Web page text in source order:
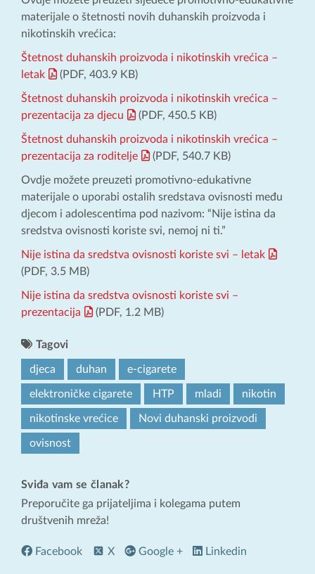
materijale o štetnosti novih duhanskih proizvoda i
nikotinskih vrećica:
Štetnost duhanskih proizvoda i nikotinskih vrećica –
letak
(PDF, 403.9 KB)
Štetnost duhanskih proizvoda i nikotinskih vrećica –
prezentacija za djecu
(PDF, 450.5 KB)
Štetnost duhanskih proizvoda i nikotinskih vrećica –
prezentacija za roditelje
(PDF, 540.7 KB)
Ovdje možete preuzeti promotivno-edukativne
materijale o uporabi ostalih sredstava ovisnosti među
djecom i adolescentima pod nazivom: “Nije istina da
sredstva ovisnosti koriste svi, nemoj ni ti.”
Nije istina da sredstva ovisnosti koriste svi – letak
(PDF, 3.5 MB)
Nije istina da sredstva ovisnosti koriste svi –
prezentacija
(PDF, 1.2 MB)
Tagovi
djeca duhan e-cigarete
elektroničke cigarete HTP mladi nikotin
nikotinske vrećice Novi duhanski proizvodi
ovisnost
Sviđa vam se članak?
Preporučite ga prijateljima i kolegama putem
društvenih mreža!
Facebook X Google + Linkedin